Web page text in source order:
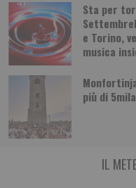
Sta per
e Torino,
musica
più di
L’abbazia di Santa Fede
A cura di Piemonteitalia.eu
IL